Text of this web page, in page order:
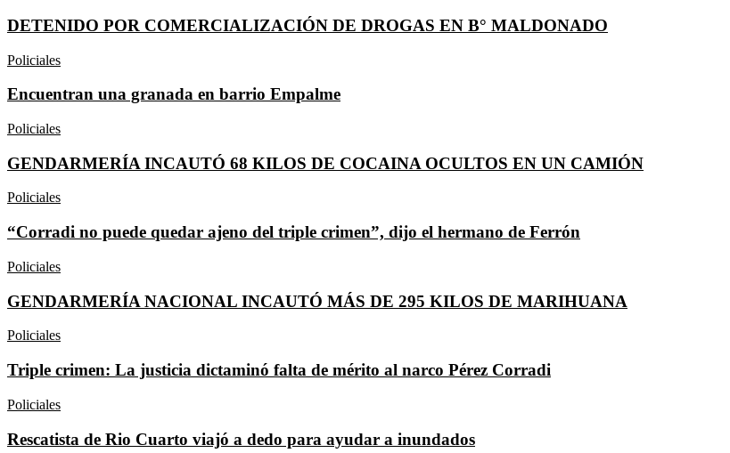
DETENIDO POR COMERCIALIZACIÓN DE DROGAS EN B° MALDONADO
Policiales
Encuentran una granada en barrio Empalme
Policiales
GENDARMERÍA INCAUTÓ 68 KILOS DE COCAINA OCULTOS EN UN CAMIÓN
Policiales
“Corradi no puede quedar ajeno del triple crimen”, dijo el hermano de Ferrón
Policiales
GENDARMERÍA NACIONAL INCAUTÓ MÁS DE 295 KILOS DE MARIHUANA
Policiales
Triple crimen: La justicia dictaminó falta de mérito al narco Pérez Corradi
Policiales
Rescatista de Rio Cuarto viajó a dedo para ayudar a inundados